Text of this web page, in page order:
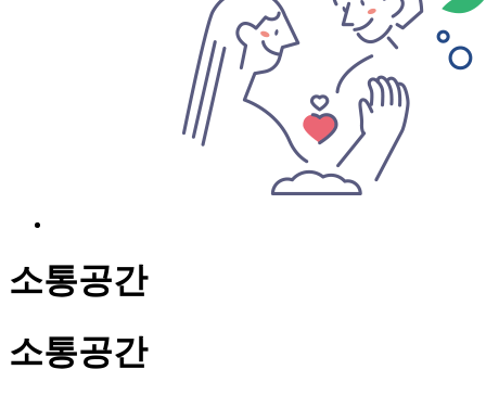
소통공간
소통공간